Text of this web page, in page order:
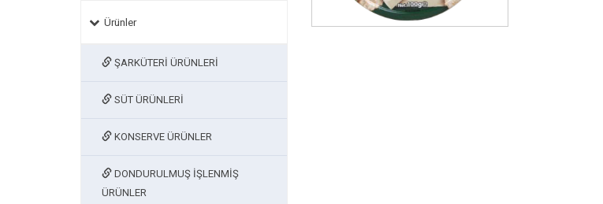
Ürünler
ŞARKÜTERİ ÜRÜNLERİ
SÜT ÜRÜNLERİ
KONSERVE ÜRÜNLER
DONDURULMUŞ İŞLENMİŞ
ÜRÜNLER